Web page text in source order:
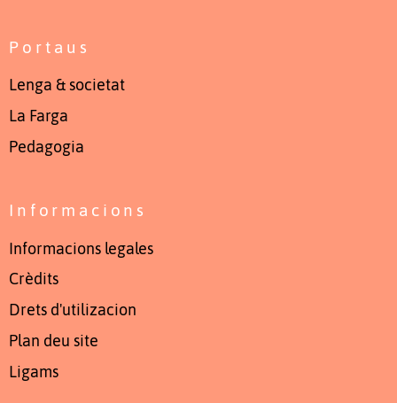
Portaus
Lenga & societat
La Farga
Pedagogia
Informacions
Informacions legales
Crèdits
Drets d'utilizacion
Plan deu site
Ligams